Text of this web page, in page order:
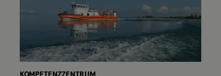
KOMPETENZZENTRUM